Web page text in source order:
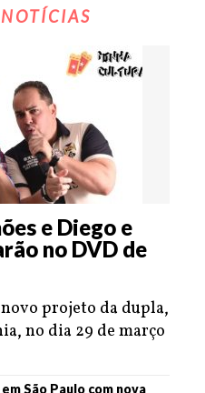
e Diego e
no DVD de
projeto da dupla,
no dia 29 de março
São Paulo com nova